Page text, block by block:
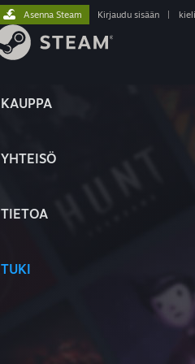
KAUPPA
YHTEISÖ
TIETOA
TUKI
Asenna Steam Kirjaudu sisään kieli